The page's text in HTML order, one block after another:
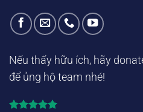
Nếu thấy hữu ích, hãy
để ủng hộ team nhé!